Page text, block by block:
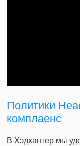
Политики
комплаенс
В Хэдхантер мы